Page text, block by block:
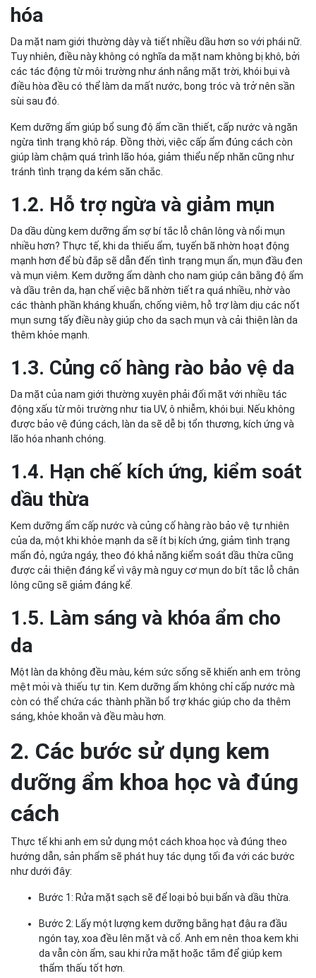
hóa
Da mặt nam giới thường dày và tiết nhiều dầu hơn so với phái nữ.
Tuy nhiên, điều này không có nghĩa da mặt nam không bị khô, bởi
các tác động từ môi trường như ánh nắng mặt trời, khói bụi và
điều hòa đều có thể làm da mất nước, bong tróc và trở nên sần
sùi sau đó.
Kem dưỡng ẩm giúp bổ sung độ ẩm cần thiết, cấp nước và ngăn
ngừa tình trạng khô ráp. Đồng thời, việc cấp ẩm đúng cách còn
giúp làm chậm quá trình lão hóa, giảm thiểu nếp nhăn cũng như
tránh tình trạng da kém săn chắc.
1.2. Hỗ trợ ngừa và giảm mụn
Da dầu dùng kem dưỡng ẩm sợ bí tắc lỗ chân lông và nổi mụn
nhiều hơn? Thực tế, khi da thiếu ẩm, tuyến bã nhờn hoạt động
mạnh hơn để bù đắp sẽ dẫn đến tình trạng mụn ẩn, mụn đầu đen
và mụn viêm. Kem dưỡng ẩm dành cho nam giúp cân bằng độ ẩm
và dầu trên da, hạn chế việc bã nhờn tiết ra quá nhiều, nhờ vào
các thành phần kháng khuẩn, chống viêm, hỗ trợ làm dịu các nốt
mụn sưng tấy điều này giúp cho da sạch mụn và cải thiện làn da
thêm khỏe mạnh.
1.3. Củng cố hàng rào bảo vệ da
Da mặt của nam giới thường xuyên phải đối mặt với nhiều tác
động xấu từ môi trường như tia UV, ô nhiễm, khói bụi. Nếu không
được bảo vệ đúng cách, làn da sẽ dễ bị tổn thương, kích ứng và
lão hóa nhanh chóng.
1.4. Hạn chế kích ứng, kiểm soát
dầu thừa
Kem dưỡng ẩm cấp nước và củng cố hàng rào bảo vệ tự nhiên
của da, một khi khỏe mạnh da sẽ ít bị kích ứng, giảm tình trạng
mẩn đỏ, ngứa ngáy, theo đó khả năng kiểm soát dầu thừa cũng
được cải thiện đáng kể vì vậy mà nguy cơ mụn do bít tắc lỗ chân
lông cũng sẽ giảm đáng kể.
1.5. Làm sáng và khóa ẩm cho
da
Một làn da không đều màu, kém sức sống sẽ khiến anh em trông
mệt mỏi và thiếu tự tin. Kem dưỡng ẩm không chỉ cấp nước mà
còn có thể chứa các thành phần bổ trợ khác giúp cho da thêm
sáng, khỏe khoắn và đều màu hơn.
2. Các bước sử dụng kem
dưỡng ẩm khoa học và đúng
cách
Thực tế khi anh em sử dụng một cách khoa học và đúng theo
hướng dẫn, sản phẩm sẽ phát huy tác dụng tối đa với các bước
như dưới đây:
Bước 1: Rửa mặt sạch sẽ để loại bỏ bụi bẩn và dầu thừa.
Bước 2: Lấy một lượng kem dưỡng bằng hạt đậu ra đầu
ngón tay, xoa đều lên mặt và cổ. Anh em nên thoa kem khi
da vẫn còn ẩm, sau khi rửa mặt hoặc tắm để giúp kem
thẩm thấu tốt hơn.